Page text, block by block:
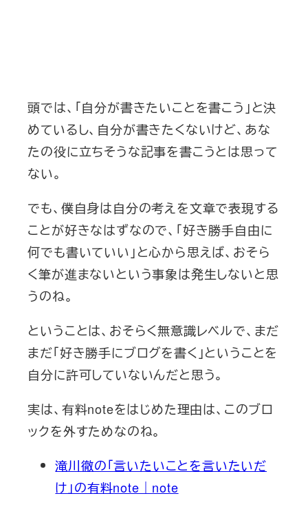
頭では、「自分が書きたいことを書こう」と決
めているし、自分が書きたくないけど、あな
たの役に立ちそうな記事を書こうとは思って
ない。
でも、僕自身は自分の考えを文章で表現する
ことが好きなはずなので、「好き勝手自由に
何でも書いていい」と心から思えば、おそら
く筆が進まないという事象は発生しないと思
うのね。
ということは、おそらく無意識レベルで、まだ
まだ「好き勝手にブログを書く」ということを
自分に許可していないんだと思う。
実は、有料noteをはじめた理由は、このブロ
ックを外すためなのね。
滝川徹の「言いたいことを言いたいだ
け」の有料note｜note